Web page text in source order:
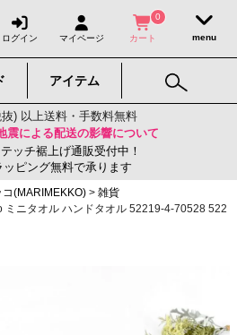
ログイン マイページ
0
カート
アイテム
) 以上送料・手数料無料
による配送の影響について
ッチ裾上げ通販受付中！
ッピング無料で承ります
コ(MARIMEKKO)
雑貨
ミニタオル ハンドタオル 52219-4-70528 522